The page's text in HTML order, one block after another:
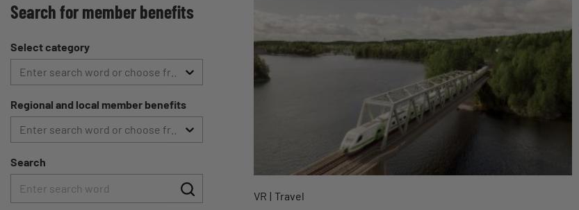
Search for member benefits
Select category
Regional and local member benefits
Search
VR Travel